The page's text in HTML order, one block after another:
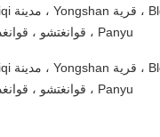
Panyu ، قوانغتشو ، قوانغدونغ ، الصين
Panyu ، قوانغتشو ، قوانغدونغ ، الصين